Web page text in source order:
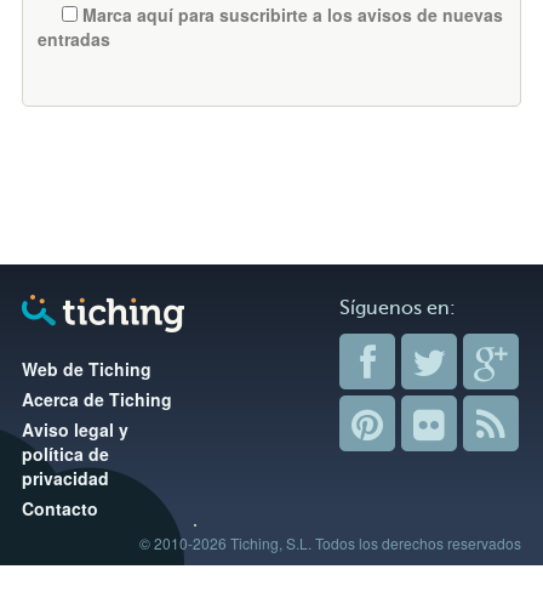
Marca aquí para suscribirte a los avisos de nuevas
entradas
Web de Tiching
Acerca de Tiching
Aviso legal y
política de
privacidad
Contacto
Síguenos en:
© 2010-2026 Tiching, S.L. Todos los derechos reservados